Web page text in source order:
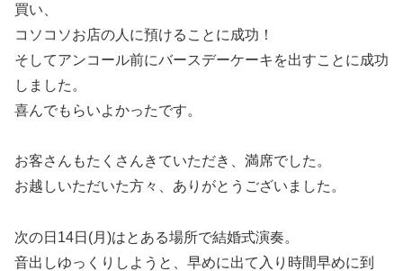
買い、
コソコソお店の人に預けることに成功！
そしてアンコール前にバースデーケーキを出すことに成功
しました。
喜んでもらいよかったです。
お客さんもたくさんきていただき、満席でした。
お越しいただいた方々、ありがとうございました。
次の日14日(月)はとある場所で結婚式演奏。
音出しゆっくりしようと、早めに出て入り時間早めに到